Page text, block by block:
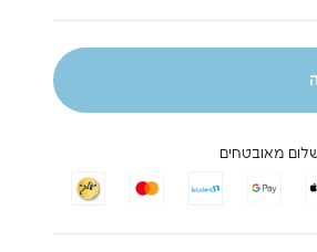
מאובטחים